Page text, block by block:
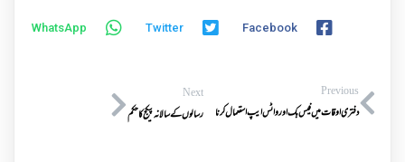
Facebook
Twitter
WhatsApp
Previous
دفتری اوقات میں فیس بک اور واٹس ایپ استعمال کرنا
Next
رسالوں کے سالانہ پیکج کا حکم